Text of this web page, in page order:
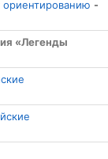
ориентированию -
«Легенды